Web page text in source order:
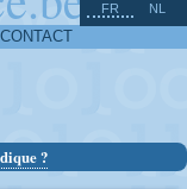
CONTACT
FR NL
?
^